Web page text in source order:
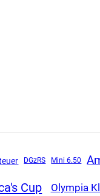
DGzRS Mini 6.50
Cup Olympia